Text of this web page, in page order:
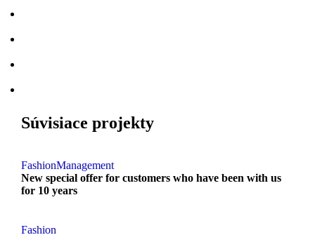
Súvisiace projekty
FashionManagement
New special offer for customers who have been with us
for 10 years
Fashion